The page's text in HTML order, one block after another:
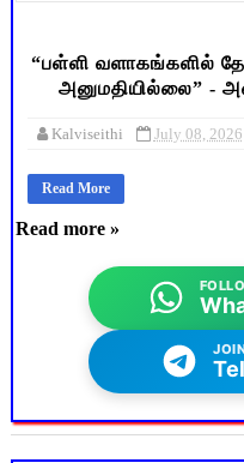
“பள்ளி வளாகங்களில்
அனுமதியில்லை” -
Kalviseithi July 08, 2026
Read More
Read more »